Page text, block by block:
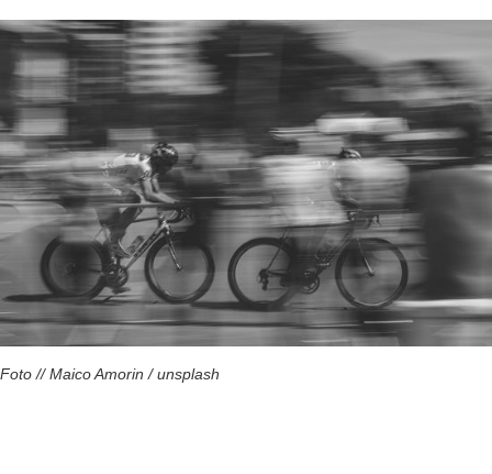
Foto // Maico Amorin / unsplash